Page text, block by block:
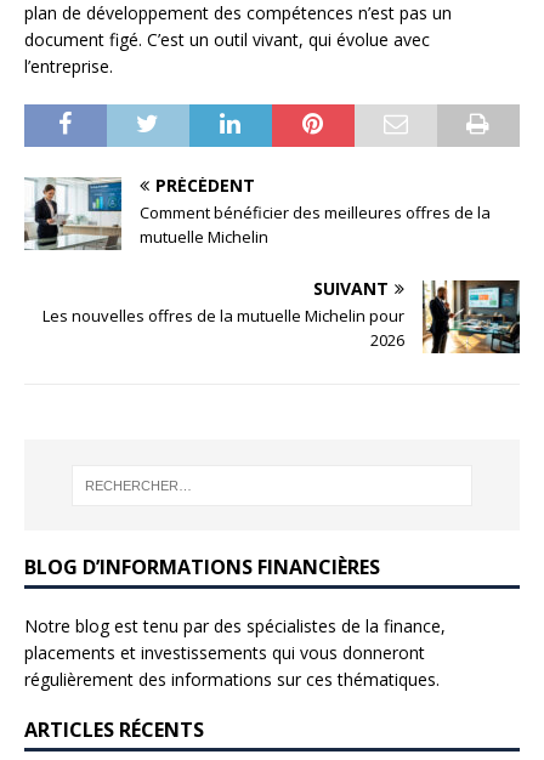
plan de développement des compétences n’est pas un
document figé. C’est un outil vivant, qui évolue avec
l’entreprise.
PRÉCÉDENT
Comment bénéficier des meilleures offres de la
mutuelle Michelin
SUIVANT
Les nouvelles offres de la mutuelle Michelin pour
2026
BLOG D’INFORMATIONS FINANCIÈRES
Notre blog est tenu par des spécialistes de la finance,
placements et investissements qui vous donneront
régulièrement des informations sur ces thématiques.
ARTICLES RÉCENTS